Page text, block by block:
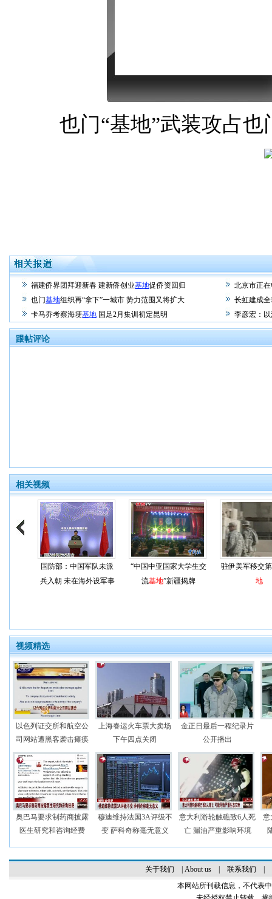
也门“基地”武装攻占也
福建侨界团拜迎新春 建新侨创业基地促侨资回归
北京市正
也门基地组织再“拿下”一城市 势力范围又将扩大
长虹建成
卡马乔考察海埂基地 国足2月集训初定昆明 李彦宏：
跟帖评论
相关视频
国防部：中国军队未派
兵入朝 未在海外设军事
“中国中亚国家大学生交
流基地”新疆揭牌
驻伊美军移交
地
视频精选
以色列证交所和航空公
司网站遭黑客袭击瘫痪
上海春运火车票大卖场
下午四点关闭
金正日最后一程纪录片
公开播出
奥巴马要求制药商披露
医生研究和咨询经费
穆迪维持法国3A评级不
变 萨科奇称毫无意义
意大利游轮触礁致6人死
亡 漏油严重影响环境
意
关于我们 About us| 联系我们
本网站所刊载信息，不代表